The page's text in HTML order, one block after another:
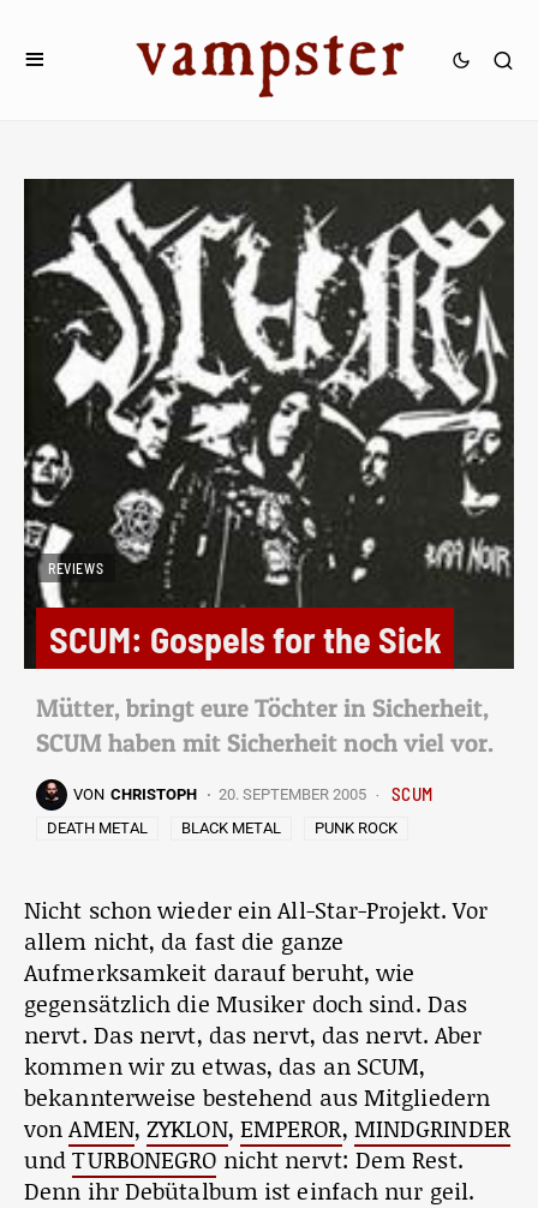
REVIEWS
SCUM: Gospels for the Sick
Mütter, bringt eure Töchter in Sicherheit,
SCUM haben mit Sicherheit noch viel vor.
VON CHRISTOPH 20. SEPTEMBER 2005 SCUM
DEATH METAL BLACK METAL PUNK ROCK
Nicht schon wieder ein All-Star-Projekt. Vor
allem nicht, da fast die ganze
Aufmerksamkeit darauf beruht, wie
gegensätzlich die Musiker doch sind. Das
nervt. Das nervt, das nervt, das nervt. Aber
kommen wir zu etwas, das an SCUM,
bekannterweise bestehend aus Mitgliedern
vonAMEN,ZYKLON, EMPEROR, MINDGRINDER
undTURBONEGRO nicht nervt: Dem Rest.
Denn ihr Debütalbum ist einfach nur geil.